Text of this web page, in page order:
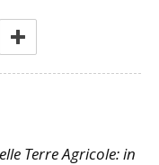
Terre Agricole: in